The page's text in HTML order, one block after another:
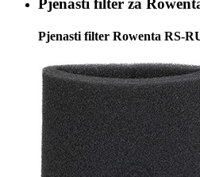
Pjenasti filter za
Pjenasti filter Rowenta RS-